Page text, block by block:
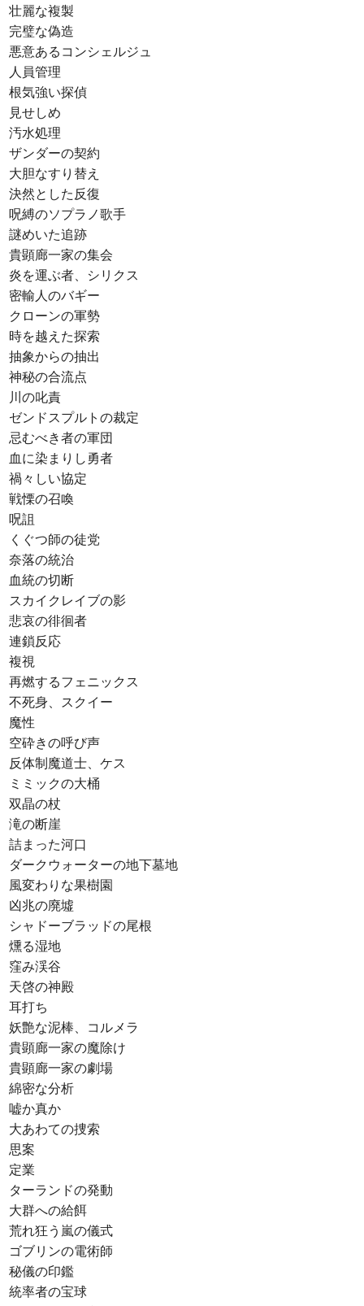
壮麗な複製
完璧な偽造
悪意あるコンシェルジュ
人員管理
根気強い探偵
見せしめ
汚水処理
ザンダーの契約
大胆なすり替え
決然とした反復
呪縛のソプラノ歌手
謎めいた追跡
貴顕廊一家の集会
炎を運ぶ者、シリクス
密輸人のバギー
クローンの軍勢
時を越えた探索
抽象からの抽出
神秘の合流点
川の叱責
ゼンドスプルトの裁定
忌むべき者の軍団
血に染まりし勇者
禍々しい協定
戦慄の召喚
呪詛
くぐつ師の徒党
奈落の統治
血統の切断
スカイクレイブの影
悲哀の徘徊者
連鎖反応
複視
再燃するフェニックス
不死身、スクイー
魔性
空砕きの呼び声
反体制魔道士、ケス
ミミックの大桶
双晶の杖
滝の断崖
詰まった河口
ダークウォーターの地下墓地
風変わりな果樹園
凶兆の廃墟
シャドーブラッドの尾根
燻る湿地
窪み渓谷
天啓の神殿
耳打ち
妖艶な泥棒、コルメラ
貴顕廊一家の魔除け
貴顕廊一家の劇場
綿密な分析
嘘か真か
大あわての捜索
思案
定業
ターランドの発動
大群への給餌
荒れ狂う嵐の儀式
ゴブリンの電術師
秘儀の印鑑
統率者の宝球